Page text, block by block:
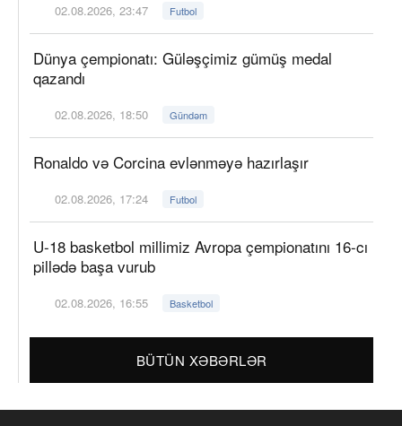
02.08.2026, 23:47 Futbol
Dünya çempionatı: Güləşçimiz gümüş medal
qazandı
02.08.2026, 18:50 Gündəm
Ronaldo və Corcina evlənməyə hazırlaşır
02.08.2026, 17:24 Futbol
U-18 basketbol millimiz Avropa çempionatını 16-cı
pillədə başa vurub
02.08.2026, 16:55 Basketbol
BÜTÜN XƏBƏRLƏR